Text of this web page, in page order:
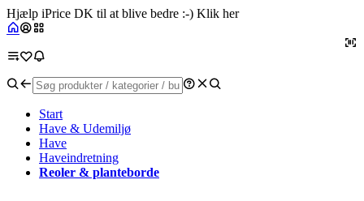
Hjælp iPrice DK til at blive bedre :-) Klik her
Start
Have & Udemiljø
Have
Haveindretning
Reoler & planteborde